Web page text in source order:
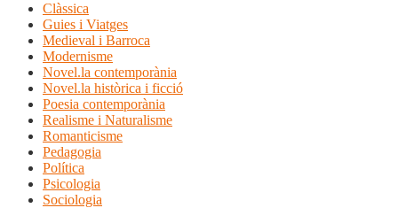
Clàssica
Guies i Viatges
Medieval i Barroca
Modernisme
Novel.la contemporània
Novel.la històrica i ficció
Poesia contemporània
Realisme i Naturalisme
Romanticisme
Pedagogia
Política
Psicologia
Sociologia